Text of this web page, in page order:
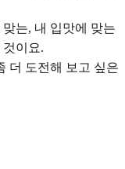
는, 내 입맛에 맞는
이요.
더 도전해 보고 싶은